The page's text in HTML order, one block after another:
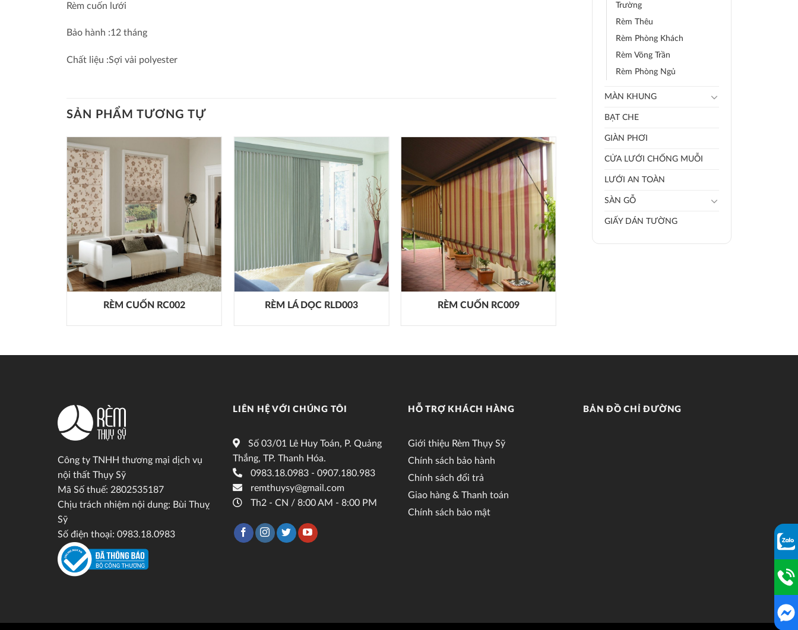
Trường
Rèm Thêu
Rèm Phòng Khách
Rèm Võng Trần
Rèm Phòng Ngủ
MÀN KHUNG
BẠT CHE
GIÀN PHƠI
CỬA LƯỚI CHỐNG MUỖI
LƯỚI AN TOÀN
SÀN GỖ
GIẤY DÁN TƯỜNG
Rèm cuốn lưới
Bảo hành :12 tháng
Chất liệu :Sợi vải polyester
SẢN PHẨM TƯƠNG TỰ
RÈM CUỐN RC002 RÈM LÁ DỌC RLD003 RÈM CUỐN RC009
Công ty TNHH thương mại dịch vụ
nội thất Thụy Sỹ
Mã Số thuế: 2802535187
Chịu trách nhiệm nội dung: Bùi Thuỵ
Sỹ
Số điện thoại: 0983.18.0983
LIÊN HỆ VỚI CHÚNG TÔI
Số 03/01 Lê Huy Toán, P. Quảng
Thắng, TP. Thanh Hóa.
0983.18.0983 - 0907.180.983
remthuysy@gmail.com
Th2 - CN / 8:00 AM - 8:00 PM
HỖ TRỢ KHÁCH HÀNG
Giới thiệu Rèm Thụy Sỹ
Chính sách bảo hành
Chính sách đổi trả
Giao hàng & Thanh toán
Chính sách bảo mật
BẢN ĐỒ CHỈ ĐƯỜNG